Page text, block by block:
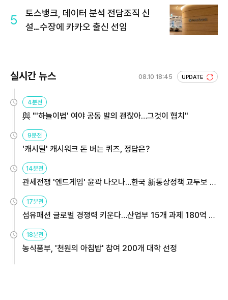
5
토스뱅크, 데이터 분석 전담조직 신
설…수장에 카카오 출신 선임
실시간 뉴스 08.10 18:45 UPDATE
4분전
與 "'하늘이법' 여야 공동 발의 괜찮아…그것이 협치"
9분전
'캐시딜' 캐시워크 돈 버는 퀴즈, 정답은?
14분전
관세전쟁 '엔드게임' 윤곽 나오나…한국 新통상정책 교두보 활
용해야
17분전
섬유패션 글로벌 경쟁력 키운다…산업부 15개 과제 180억 지
원
18분전
농식품부, '천원의 아침밥' 참여 200개 대학 선정